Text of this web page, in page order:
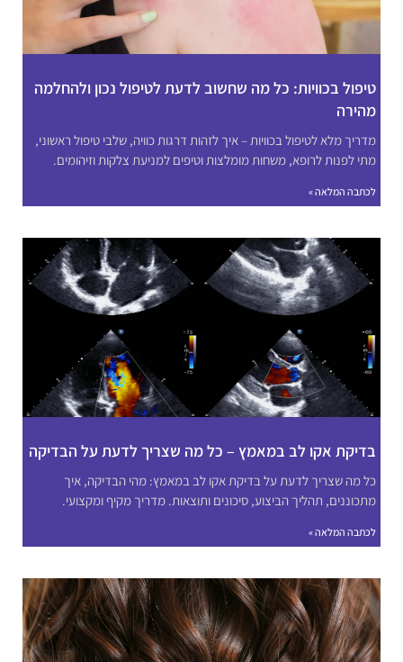
טיפול בכוויות: כל מה שחשוב לדעת לטיפול נכון ולהחלמה
מהירה
מדריך מלא לטיפול בכוויות – איך לזהות דרגות כוויה, שלבי טיפול ראשוני,
מתי לפנות לרופא, משחות מומלצות וטיפים למניעת צלקות וזיהומים.
לכתבה המלאה »
בדיקת אקו לב במאמץ – כל מה שצריך לדעת על הבדיקה
כל מה שצריך לדעת על בדיקת אקו לב במאמץ: מהי הבדיקה, איך
מתכוננים, תהליך הביצוע, סיכונים ותוצאות. מדריך מקיף ומקצועי.
לכתבה המלאה »